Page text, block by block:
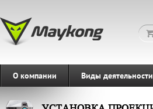
О компании Виды деятельности